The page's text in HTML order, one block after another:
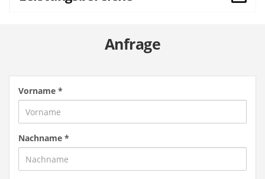
Anfrage
Vorname *
Nachname *